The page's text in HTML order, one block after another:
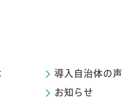
導入自治体の声
お知らせ